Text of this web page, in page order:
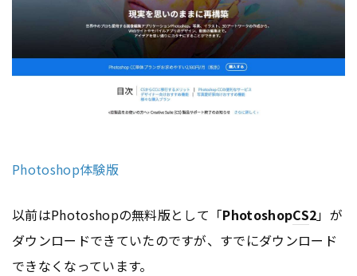
Photoshop体験版
以前はPhotoshopの無料版として「PhotoshopCS2」が
ダウンロードできていたのですが、すでにダウンロード
できなくなっています。